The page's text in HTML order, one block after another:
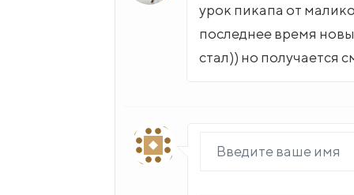
урок пикапа от
последнее время
стал)) но получается